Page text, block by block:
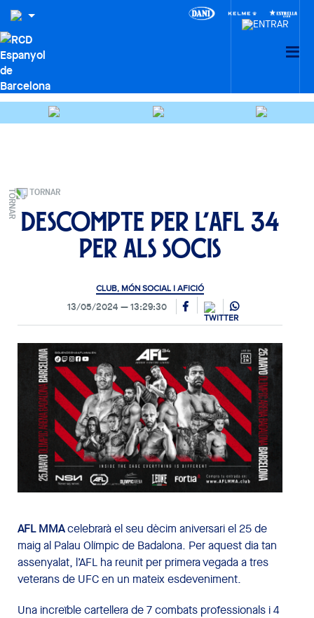
TORNAR
Descompte per l’AFL 34
per als socis
CLUB, MÓN SOCIAL I AFICIÓ
13/05/2024 13:29:30
AFL MMAcelebrarà el seu dècim aniversari el 25 de
maig al Palau Olímpic de Badalona. Per aquest dia tan
assenyalat, l’AFL ha reunit per primera vegada a tres
veterans de UFC en un mateix esdeveniment.
Una increïble cartellera de 7 combats professionals i 4